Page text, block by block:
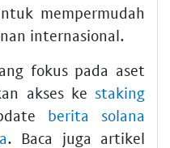
mempermudah
internasional.
fokus pada aset
akses ke staking
berita solana
. Baca juga artikel